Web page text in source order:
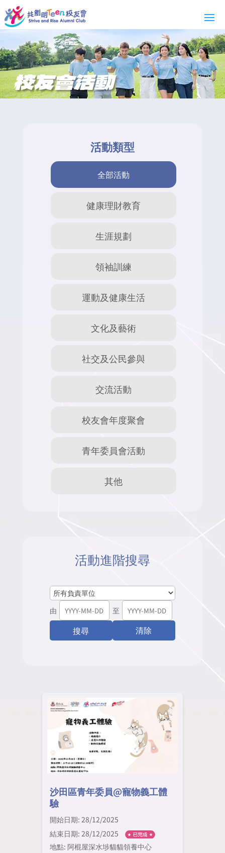
校友會活動
活動類型
全部活動
健康理財教育
生涯規劃
領袖訓練
運動及健康生活
文化及藝術
社交及公民參與
交流活動
校友會年度聚會
青年委員會活動
其他
活動進階搜尋
由 至
搜尋 清除
沙田區青年委員@寵物義工體
驗
開始日期: 28/12/2025
結束日期: 28/12/2025
地點: 阿棍屋深水埗貓貓領養中心